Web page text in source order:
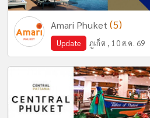
Amari Phuket(5)
Update ภูเก็ต , 10 ส.ค. 69